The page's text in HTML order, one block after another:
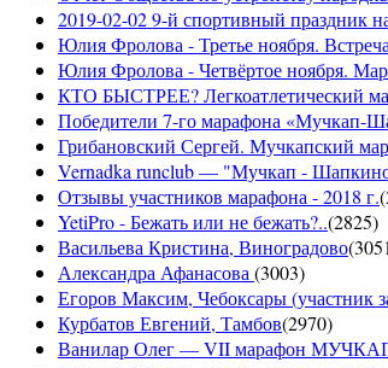
2019-02-02 9-й спортивный праздник
Юлия Фролова - Третье ноября.
Юлия Фролова - Четвёртое ноября.
КТО БЫСТРЕЕ? Легкоатлетический
Победители 7-го марафона «Мучкап-
Грибановский Сергей. Мучкапский
Vernadka runclub — "Мучкап -
Отзывы участников марафона - 2018 г.(
YetiPro - Бежать или не бежать?..(2825)
Васильева Кристина, Виноградово(
Александра Афанасова(3003)
Егоров Максим, Чебоксары (участник
Курбатов Евгений, Тамбов(2970)
Ванилар Олег — VII марафон